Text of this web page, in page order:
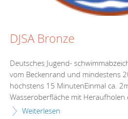
DJSA Bronze
Deutsches Jugend-
vom Beckenrand und mindestens
höchstens 15 MinutenEinmal ca.
Wasseroberfläche mit Heraufholen
Weiterlesen